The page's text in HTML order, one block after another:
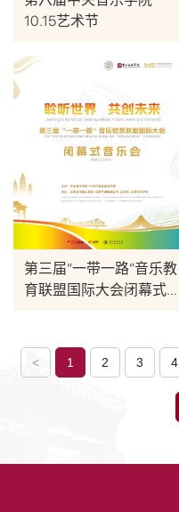
10.15艺术节
第三届“一带一路”音乐教
育联盟国际大会闭幕式音
< 1 2 3 4